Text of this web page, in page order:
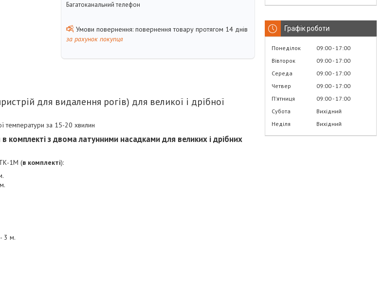
Багатоканальний телефон
повернення товару протягом 14 днів
за рахунок покупця
для видалення рогів) для великої і дрібної
температури за 15-20 хвилин
комплекті з двома латунними насадками для великих і дрібних
1М (в комплекті):
3 м.
Графік роботи
Понеділок 09:00 17:00
Вівторок
09:00 17:00
Середа
09:00 17:00
Четвер
09:00 17:00
Пʼятниця
09:00 17:00
Субота
Вихідний
Неділя
Вихідний